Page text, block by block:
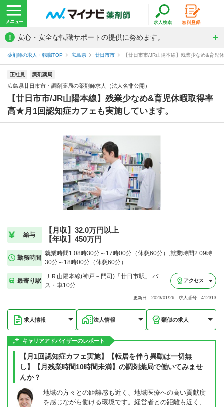
! 安心・安全な転職サポートの提供に努めます。
薬剤師の求人・転職TOP 広島県 廿日市市 【廿日市市/JR山陽本線】残業少なめ&育
正社員 調剤薬局
広島県廿日市市・調剤薬局の薬剤師求人（法人名非公開）
【廿日市市/JR山陽本線】残業少なめ&育児休暇取得率
高★月1回認知症カフェも実施しています。
給与
【月収】32.0万円以上
【年収】450万円
勤務時間
就業時間1:08時30分～17時00分（休憩60分）,就業時間2:09時
30分～18時00分（休憩60分）
最寄り駅
ＪＲ山陽本線(神戸－門司)「廿日市駅」 バ
ス・車10分
アクセス
更新日：2023/01/26 求人番号：412313
求人情報 法人情報 類似の求人
キャリアアドバイザーのレポート
【月1回認知症カフェ実施】【転居を伴う異動は一切無
し】【月残業時間10時間未満】の調剤薬局で働いてみませ
んか？
地域の方々との距離感も近く、地域医療への高い貢献度
を感じながら働ける環境です。経営者との距離も近く、